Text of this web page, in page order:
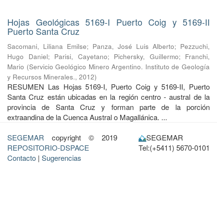
Hojas Geológicas 5169-I Puerto Coig y 5169-II
Puerto Santa Cruz
Sacomani, Liliana Emilse; Panza, José Luis Alberto; Pezzuchi,
Hugo Daniel; Parisi, Cayetano; Pichersky, Guillermo; Franchi,
Mario (Servicio Geológico Minero Argentino. Instituto de Geología
y Recursos Minerales., 2012)
RESUMEN Las Hojas 5169-I, Puerto Coig y 5169-II, Puerto
Santa Cruz están ubicadas en la región centro - austral de la
provincia de Santa Cruz y forman parte de la porción
extraandina de la Cuenca Austral o Magallánica. ...
SEGEMAR copyright © 2019
REPOSITORIO-DSPACE
Contacto | Sugerencias
SEGEMAR
Tel:(+5411) 5670-0101